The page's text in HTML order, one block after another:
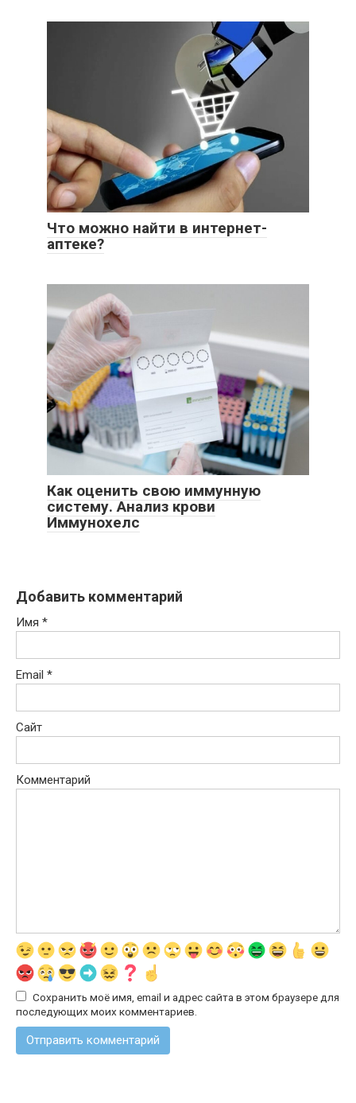
Что можно найти в интернет-
аптеке?
Как оценить свою иммунную
систему. Анализ крови
Иммунохелс
Добавить комментарий
Имя *
Email *
Сайт
Комментарий
Сохранить моё имя, email и адрес сайта в этом браузере для
последующих моих комментариев.